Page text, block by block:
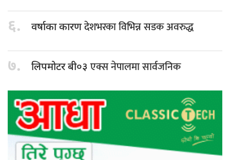
६. वर्षाका कारणदेशभरका विभिन्न सडक अवरुद्ध
७. लिपमोटर बी०३एक्स नेपालमा सार्वजनिक